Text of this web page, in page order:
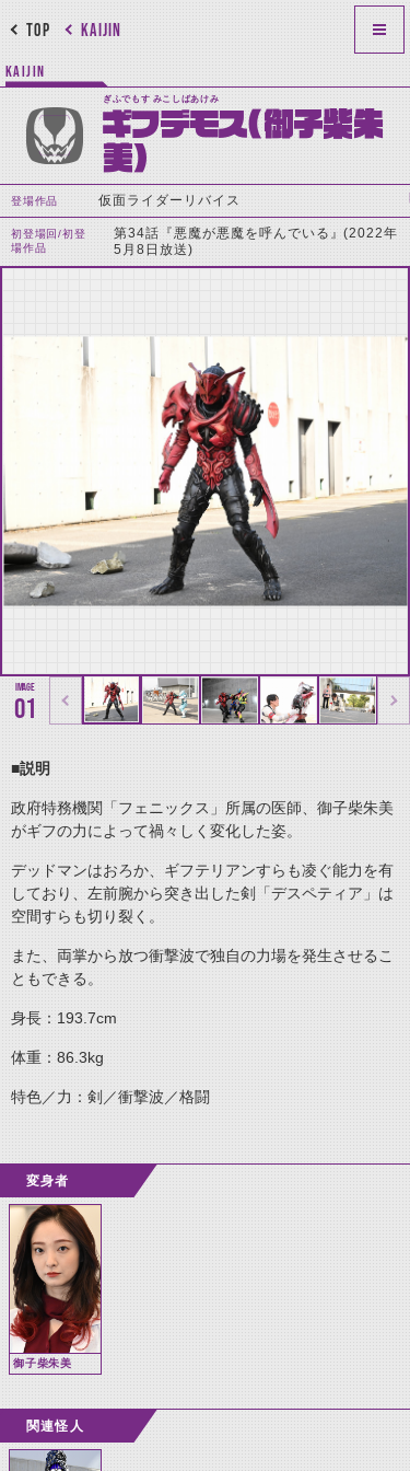
KAIJIN
TOP
KAIJIN
ぎふでもす みこしばあけみ
ギフデモス(御子柴朱
美)
登場作品 仮面ライダーリバイス
初登場回/初登
場作品
第34話『悪魔が悪魔を呼んでいる』(2022年
5月8日放送)
01
■説明
政府特務機関「フェニックス」所属の医師、御子柴朱美
がギフの力によって禍々しく変化した姿。
デッドマンはおろか、ギフテリアンすらも凌ぐ能力を有
しており、左前腕から突き出した剣「デスペティア」は
空間すらも切り裂く。
また、両掌から放つ衝撃波で独自の力場を発生させるこ
ともできる。
身長：193.7cm
体重：86.3kg
特色／力：剣／衝撃波／格闘
変身者
御子柴朱美
関連怪人